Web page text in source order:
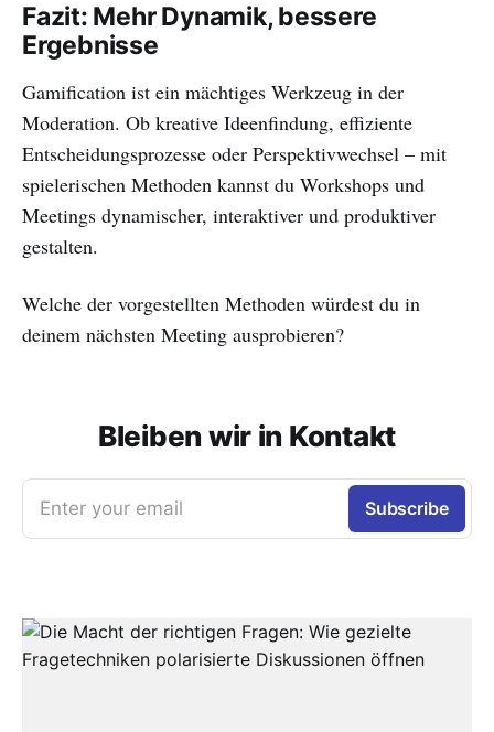
Fazit: Mehr Dynamik, bessere
Ergebnisse
Gamification ist ein mächtiges Werkzeug in der
Moderation. Ob kreative Ideenfindung, effiziente
Entscheidungsprozesse oder Perspektivwechsel – mit
spielerischen Methoden kannst du Workshops und
Meetings dynamischer, interaktiver und produktiver
gestalten.
Welche der vorgestellten Methoden würdest du in
deinem nächsten Meeting ausprobieren?
Bleiben wir in Kontakt
Enter your email Subscribe